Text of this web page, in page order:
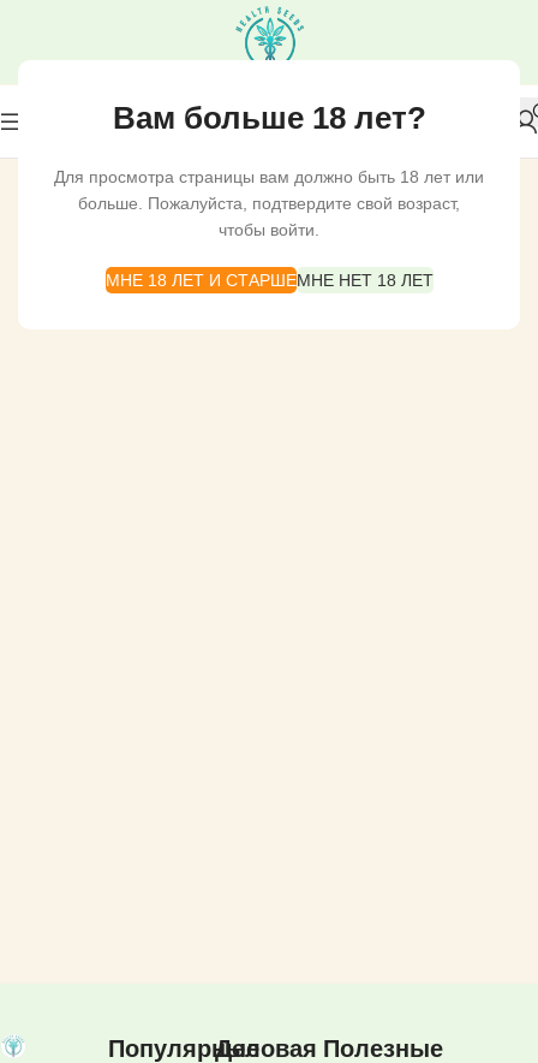
Вам больше 18 лет?
Для просмотра страницы вам должно быть 18 лет или
больше. Пожалуйста, подтвердите свой возраст,
чтобы войти.
МНЕ 18 ЛЕТ И СТАРШЕМНЕ НЕТ 18 ЛЕТ
ПопулярныеДеловая Полезные